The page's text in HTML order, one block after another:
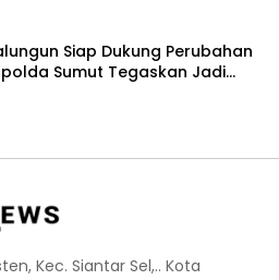
Siap Dukung Perubahan
Sumut Tegaskan Jadi
Profesionalisme dan
Kec. Siantar Sel,.. Kota